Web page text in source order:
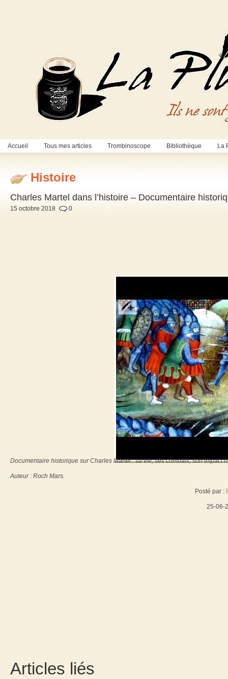
Accueil Tous mes articles Trombinoscope Bibliothèque La
Histoire
Charles Martel dans l’histoire – Documentaire
15 octobre 2018 0
Documentaire historique sur Charles Martel : sa vie, ses combats, son impact
Auteur : Roch Mars.
Posté par :
25-06-
Articles liés